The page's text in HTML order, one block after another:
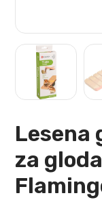
Lesena
za